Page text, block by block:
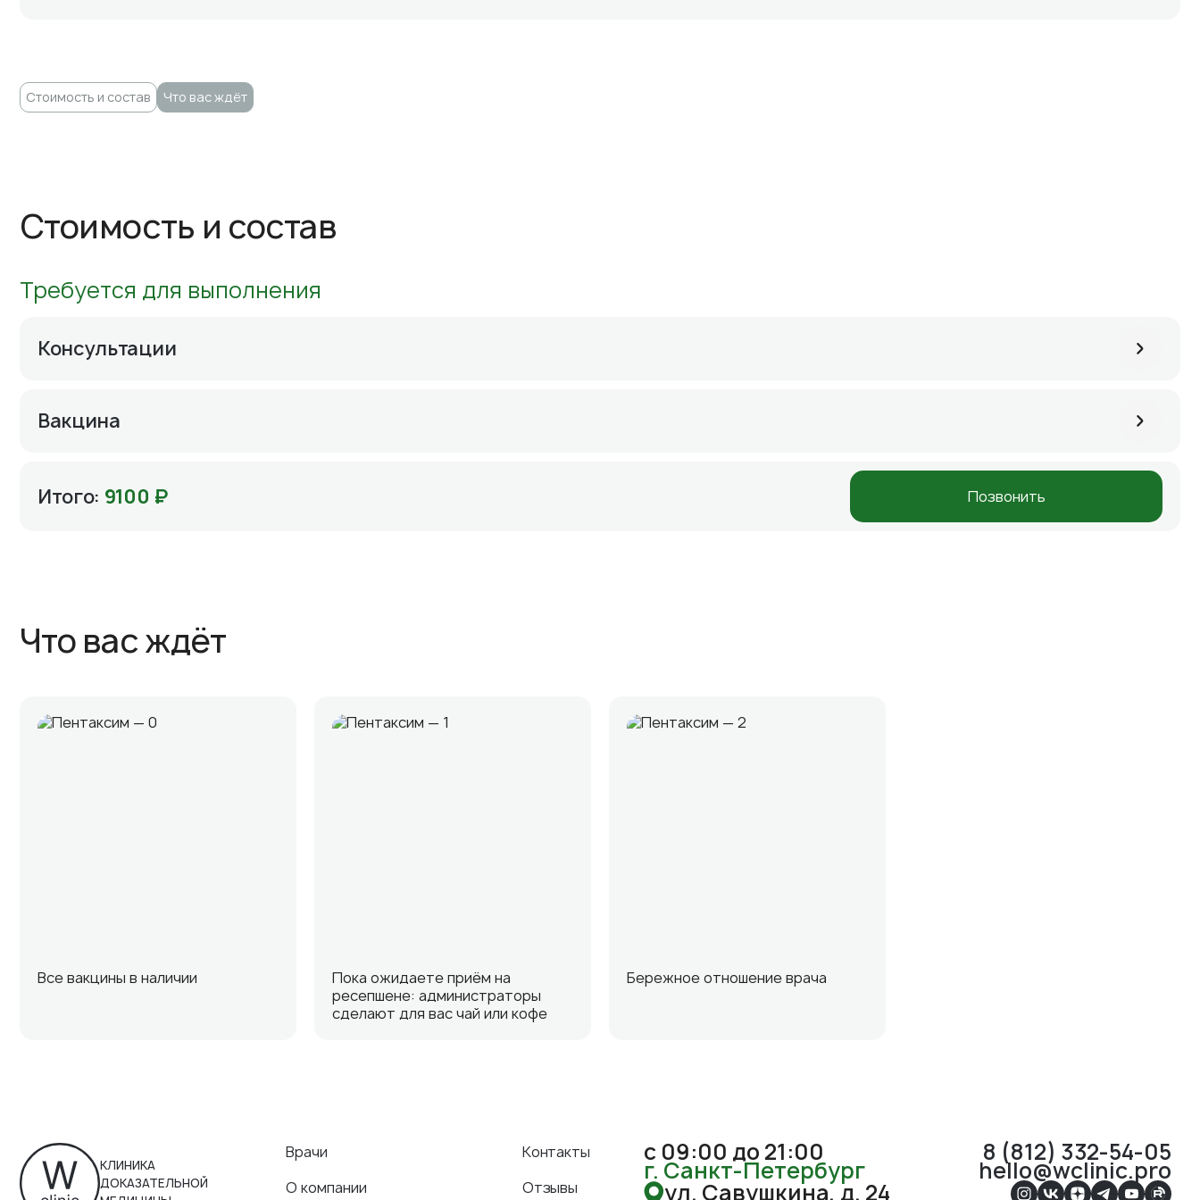
Стоимость и состав Что вас ждёт
Стоимость и состав
Требуется для выполнения
Консультации
Вакцина
Итого: 9100 ₽ Позвонить
Что вас ждёт
Все вакцины в наличии
Пока ожидаете приём на
ресепшене: администраторы
сделают для вас чай или кофе
Бережное отношение врача
КЛИНИКА
ДОКАЗАТЕЛЬНОЙ
Врачи
Контакты
О компании
Отзывы
с 09:00 до 21:00
г. Санкт-Петербург
ул. Савушкина, д. 24
8 (812) 332-54-05
hello@wclinic.pro